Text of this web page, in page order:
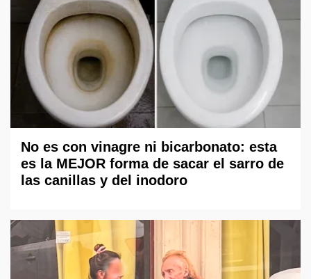
No es con vinagre ni bicarbonato: esta
es la MEJOR forma de sacar el sarro de
las canillas y del inodoro